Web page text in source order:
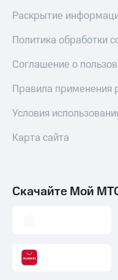
Раскрытие
Политика обработки
Соглашение о
Правила применения
Условия
Карта сайта
Скачайте Мой